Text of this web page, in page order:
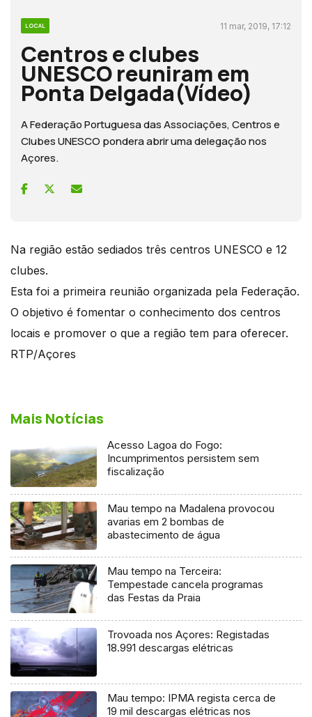
LOCAL 11 mar, 2019, 17:12
Centros e clubes
UNESCO reuniram em
Ponta Delgada(Vídeo)
A Federação Portuguesa das Associações, Centros e
Clubes UNESCO pondera abrir uma delegação nos
Açores.
Na região estão sediados três centros UNESCO e 12
clubes.
Esta foi a primeira reunião organizada pela Federação.
O objetivo é fomentar o conhecimento dos centros
locais e promover o que a região tem para oferecer.
RTP/Açores
Mais Notícias
Acesso Lagoa do Fogo:
Incumprimentos persistem sem
fiscalização
Mau tempo na Madalena provocou
avarias em 2 bombas de
abastecimento de água
Mau tempo na Terceira:
Tempestade cancela programas
das Festas da Praia
Trovoada nos Açores: Registadas
18.991 descargas elétricas
Mau tempo: IPMA regista cerca de
19 mil descargas elétricas nos